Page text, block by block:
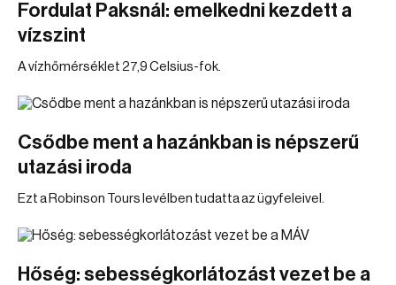
Fordulat Paksnál: emelkedni kezdett a
vízszint
A vízhőmérséklet 27,9 Celsius-fok.
Csődbe ment a hazánkban is népszerű
utazási iroda
Ezt a Robinson Tours levélben tudatta az ügyfeleivel.
Hőség: sebességkorlátozást vezet be a